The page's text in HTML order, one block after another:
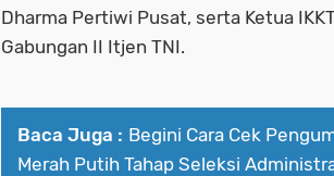
Dharma Pertiwi Pusat, serta Ketua
Gabungan II Itjen TNI.
Baca Juga : Begini Cara Cek
Merah Putih Tahap Seleksi